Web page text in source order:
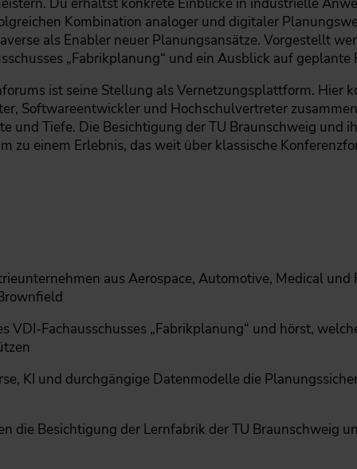
Kombination analoger und digitaler
als Enabler neuer Planungsansätze. Vorgestellt
„Fabrikplanung“ und ein Ausblick auf
ist seine Stellung als Vernetzungsplattform. Hier
Softwareentwickler und Hochschulvertreter
und Tiefe. Die Besichtigung der TU Braunschweig und
zu einem Erlebnis, das weit über klassische
aus Aerospace, Automotive, Medical
VDI-Fachausschusses „Fabrikplanung“ und hörst,
KI und durchgängige Datenmodelle die
die Besichtigung der Lernfabrik der TU Braunschweig